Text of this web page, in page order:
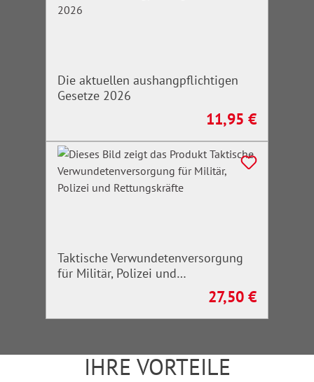
Die aktuellen aushangpflichtigen
Gesetze 2026
Regulärer Preis:
11,95 €
Taktische Verwundetenversorgung
für Militär, Polizei und
Regulärer Preis:
27,50 €
IHRE VORTEILE